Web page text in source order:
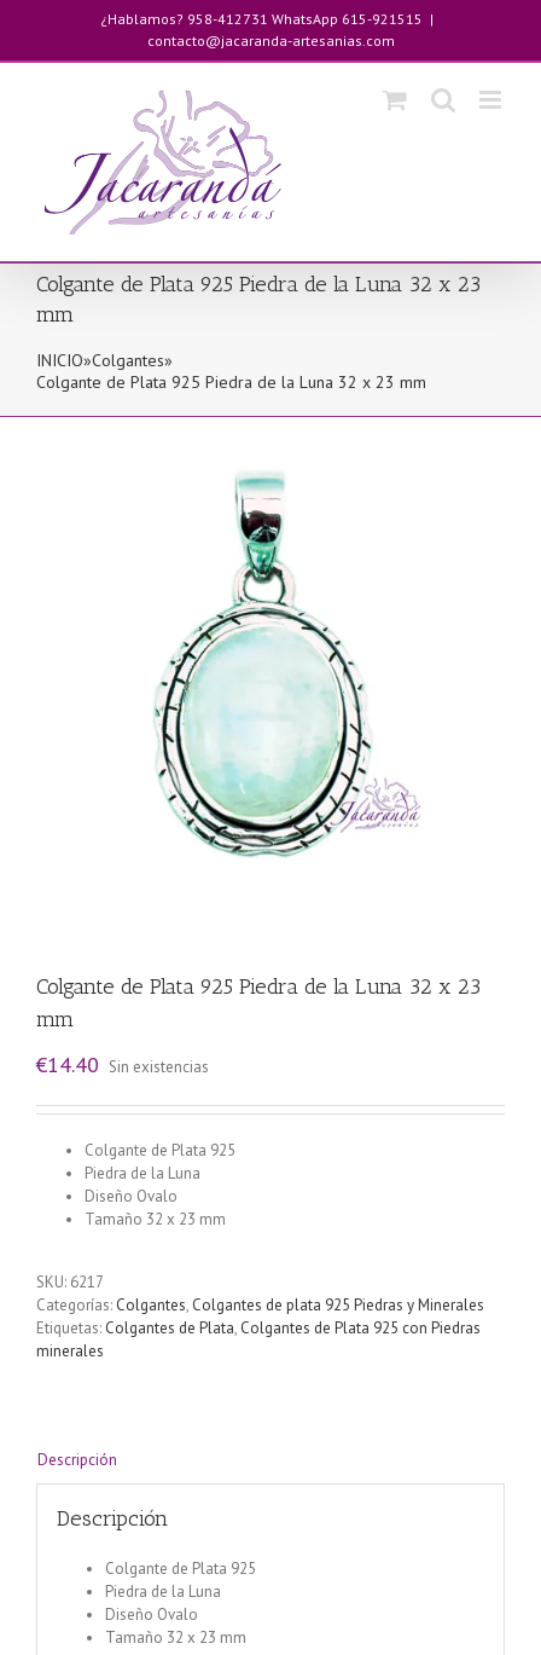
contenido
¿Hablamos? 958-412731 WhatsApp 615-921515 |
contacto@jacaranda-artesanias.com
Colgante de Plata 925 Piedra de la Luna 32 x 23
mm
INICIO»Colgantes»
Colgante de Plata 925 Piedra de la Luna 32 x 23 mm
Colgante de Plata 925 Piedra de la Luna 32 x 23
mm
€14.40 Sin existencias
Colgante de Plata 925
Piedra de la Luna
Diseño Ovalo
Tamaño 32 x 23 mm
SKU: 6217
Categorías: Colgantes, Colgantes de plata 925 Piedras y Minerales
Etiquetas: Colgantes de Plata, Colgantes de Plata 925 con Piedras
minerales
Descripción
Descripción
Colgante de Plata 925
Piedra de la Luna
Diseño Ovalo
Tamaño 32 x 23 mm